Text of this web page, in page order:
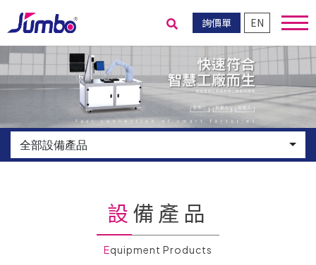
詢價單 EN
送出搜尋
全部設備產品
設備產品
Equipment Products